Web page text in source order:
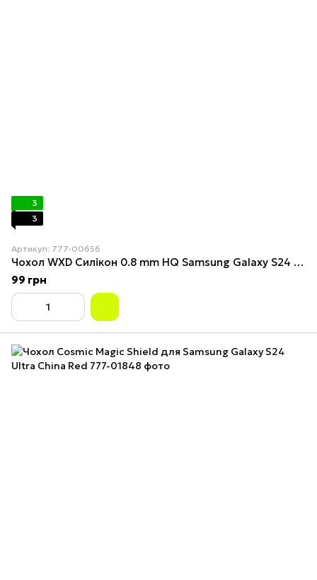
3
3
Артикул: 777-00656
Чохол WXD Силікон 0.8 mm HQ Samsung Galaxy S24 Ultra Прозорий
99 грн